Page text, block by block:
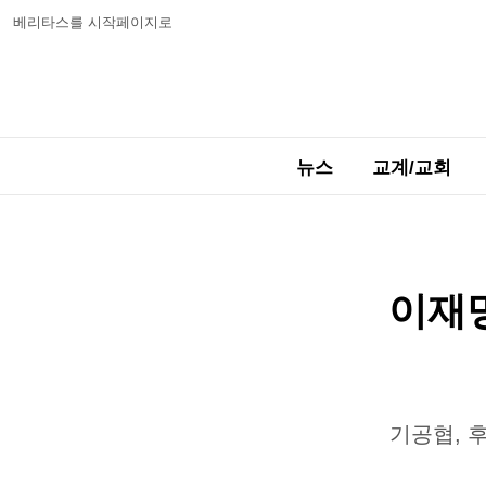
베리타스를 시작페이지로
뉴스 교계/교회
이재
기공협,